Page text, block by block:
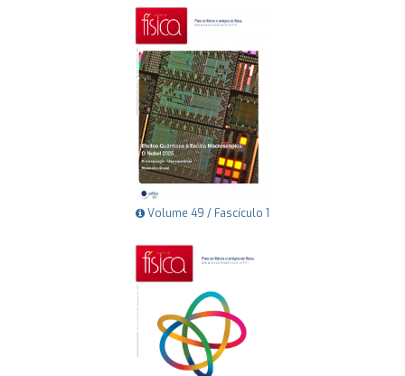
Volume 49 / Fascículo 1